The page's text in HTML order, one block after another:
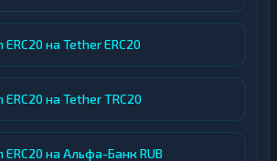
на Tether ERC20
ERC20 на Tether TRC20
ERC20 на Альфа-Банк RUB